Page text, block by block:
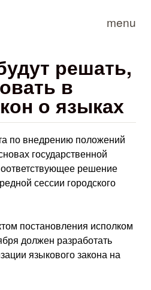
menu
решать,
в
о языках
по внедрению положений
государственной
решение
сессии городского
постановления исполком
должен разработать
языкового закона на